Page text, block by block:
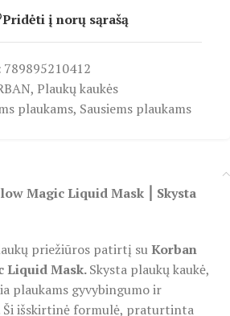
Pridėti į norų sąrašą
789895210412
, Plaukų kaukės
plaukams, Sausiems plaukams
Magic Liquid Mask ⎮ Skysta
priežiūros patirtį suKorban
Liquid Mask.Skysta plaukų kaukė,
plaukams gyvybingumo ir
Ši išskirtinė formulė, praturtinta